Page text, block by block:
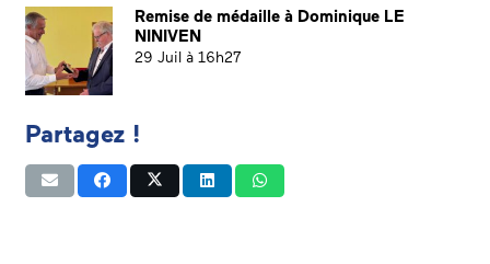
Remise de médaille à Dominique LE
NINIVEN
29 Juil à 16h27
Partagez !